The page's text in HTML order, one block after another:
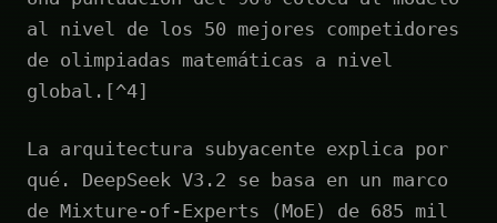
al nivel de los 50 mejores competidores
de olimpiadas matemáticas a nivel
global.[^4]
La arquitectura subyacente explica por
qué. DeepSeek V3.2 se basa en un marco
de Mixture-of-Experts (MoE) de 685 mil